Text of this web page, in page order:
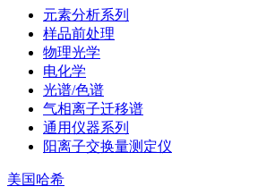
元素分析系列
样品前处理
物理光学
电化学
光谱/色谱
气相离子迁移谱
通用仪器系列
阳离子交换量测定仪
美国哈希